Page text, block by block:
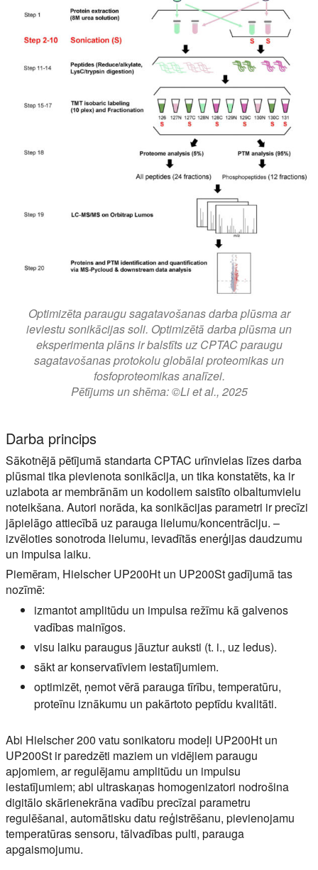
Optimizēta paraugu sagatavošanas darba plūsma ar
ieviestu sonikācijas soli. Optimizētā darba plūsma un
eksperimenta plāns ir balstīts uz CPTAC paraugu
sagatavošanas protokolu globālai proteomikas un
fosfoproteomikas analīzei.
Pētījums un shēma: ©Li et al., 2025
Darba princips
Sākotnējā pētījumā standarta CPTAC urīnvielas līzes darba
plūsmai tika pievienota sonikācija, un tika konstatēts, ka ir
uzlabota ar membrānām un kodoliem saistīto olbaltumvielu
noteikšana. Autori norāda, ka sonikācijas parametri ir precīzi
jāpielāgo attiecībā uz parauga lielumu/koncentrāciju. –
izvēloties sonotroda lielumu, ievadītās enerģijas daudzumu
un impulsa laiku.
Piemēram, Hielscher UP200Ht un UP200St gadījumā tas
nozīmē:
izmantot amplitūdu un impulsa režīmu kā galvenos
vadības mainīgos.
visu laiku paraugus jāuztur auksti (t. i., uz ledus).
sākt ar konservatīviem iestatījumiem.
optimizēt, ņemot vērā parauga tīrību, temperatūru,
proteīnu iznākumu un pakārtoto peptīdu kvalitāti.
Abi Hielscher 200 vatu sonikatoru modeļi UP200Ht un
UP200St ir paredzēti maziem un vidējiem paraugu
apjomiem, ar regulējamu amplitūdu un impulsu
iestatījumiem; abi ultraskaņas homogenizatori nodrošina
digitālo skārienekrāna vadību precīzai parametru
regulēšanai, automātisku datu reģistrēšanu, pievienojamu
temperatūras sensoru, tālvadības pulti, parauga
apgaismojumu.